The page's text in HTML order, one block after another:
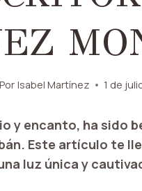
Por Isabel Martínez 1 de
y encanto, ha sido
Este artículo te
luz única y